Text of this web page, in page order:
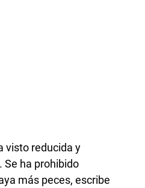
visto reducida y
ha prohibido
más peces, escribe